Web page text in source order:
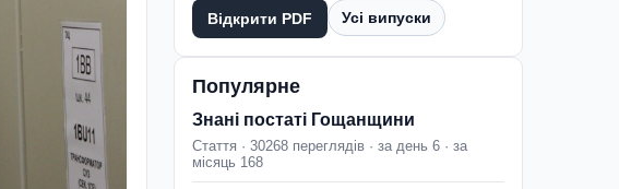
Відкрити PDF Усі випуски
Популярне
Знані постаті Гощанщини
Стаття · 30268 переглядів · за день 6 · за
місяць 168